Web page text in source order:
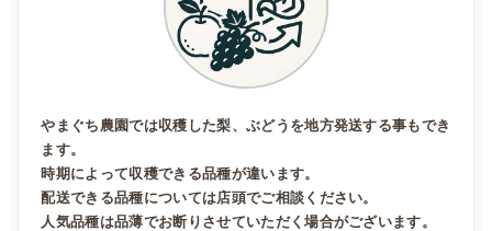
やまぐち農園では収穫した梨、ぶどうを地方発送する事もでき
ます。
時期によって収穫できる品種が違います。
配送できる品種については店頭でご相談ください。
人気品種は品薄でお断りさせていただく場合がございます。